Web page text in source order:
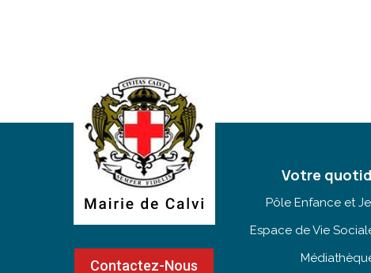
Contactez-Nous
Votre
Pôle Enfance et
Espace de Vie